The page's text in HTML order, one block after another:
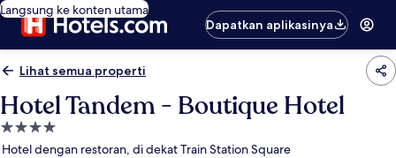
Langsung ke konten utama
Dapatkan aplikasinya
Lihat semua properti
Hotel Tandem - Boutique Hotel
Properti
bintang
Hotel dengan restoran, di dekat Train Station Square